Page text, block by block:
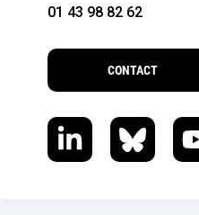
01 43 98 82 62
CONTACT